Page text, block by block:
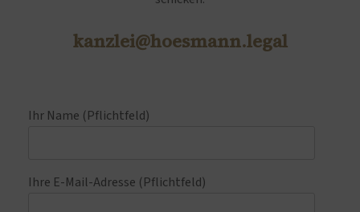
kanzlei@hoesmann.legal
Ihr Name (Pflichtfeld)
Ihre E-Mail-Adresse (Pflichtfeld)